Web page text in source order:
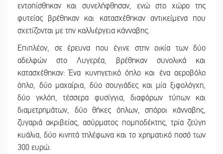
εντοπίσθηκαν και συνελήφθησαν, ενώ στο χώρο της
φυτείας βρέθηκαν και κατασχέθηκαν αντικείμενα που
σχετίζονται με την καλλιέργεια κάνναβης.
Επιπλέον, σε έρευνα που έγινε στην οικία των δύο
αδελφών στο Λυγερέα, βρέθηκαν συνολικά και
κατασχέθηκαν: Ένα κυνηγετικό όπλο και ένα αεροβόλο
όπλο, δύο μαχαίρια, δύο σουγιάδες και μία ξιφολόγχη,
δύο γκλόπ, τέσσερα φυσίγγια, διαφόρων τύπων και
διαμετρημάτων, δύο θήκες όπλων, σπόροι κάνναβης,
ζυγαριά ακριβείας, ασύρματος πομποδέκτης, τρία ζεύγη
κυάλια, δύο κινητά τηλέφωνα και το χρηματικό ποσό των
300 ευρώ.